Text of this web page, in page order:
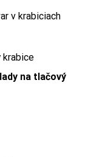
v krabiciach
krabice
na tlačový